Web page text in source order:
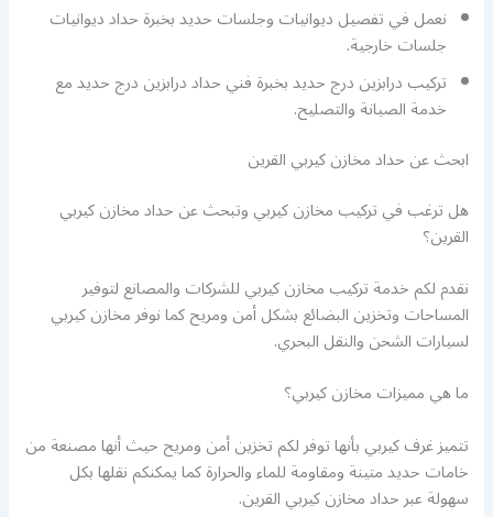
نعمل في تفصيل ديوانيات وجلسات حديد بخبرة حداد ديوانيات
جلسات خارجية.
تركيب درابزين درج حديد بخبرة فني حداد درابزين درج حديد مع
خدمة الصيانة والتصليح.
ابحث عن حداد مخازن كيربي القرين
هل ترغب في تركيب مخازن كيربي وتبحث عن حداد مخازن كيربي
القرين؟
نقدم لكم خدمة تركيب مخازن كيربي للشركات والمصانع لتوفير
المساحات وتخزين البضائع بشكل أمن ومريح كما نوفر مخازن كيربي
لسيارات الشحن والنقل البحري.
ما هي مميزات مخازن كيربي؟
تتميز غرف كيربي بأنها توفر لكم تخزين أمن ومريح حيث أنها مصنعة من
خامات حديد متينة ومقاومة للماء والحرارة كما يمكنكم نقلها بكل
سهولة عبر حداد مخازن كيربي القرين.